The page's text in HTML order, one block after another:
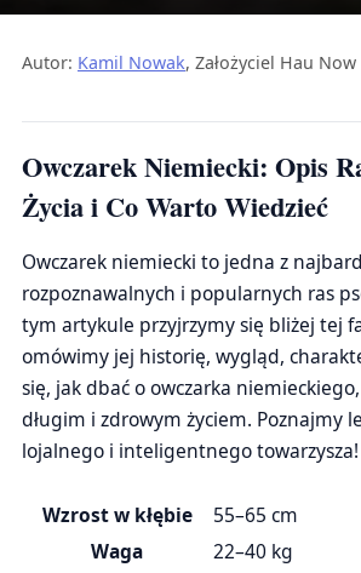
Autor: Kamil Nowak, Założyciel Hau Now
Owczarek Niemiecki: Opis
Życia i Co Warto Wiedzieć
Owczarek niemiecki to jedna z
rozpoznawalnych i popularnych ras
tym artykule przyjrzymy się bliżej tej
omówimy jej historię, wygląd,
się, jak dbać o owczarka niemieckiego,
długim i zdrowym życiem. Poznajmy
lojalnego i inteligentnego towarzysza!
Wzrost w kłębie
55–65 cm
Waga
22–40 kg